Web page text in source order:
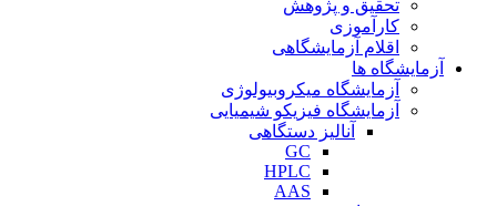
تحقیق و پژوهش
کارآموزی
اقلام آزمایشگاهی
آزمایشگاه ها
آزمایشگاه میکروبیولوژی
آزمایشگاه فیزیکو شیمیایی
آنالیز دستگاهی
GC
HPLC
AAS